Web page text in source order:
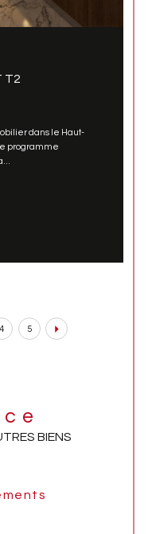
T2
dans le Haut-
programme
4 5
BIENS